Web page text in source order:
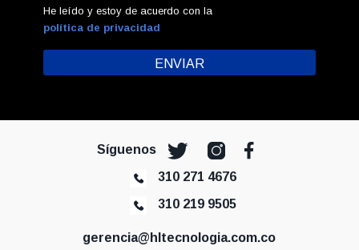
He leído y estoy de acuerdo con la
política de privacidad
Síguenos
310 271 4676
310 219 9505
gerencia@hltecnologia.com.co